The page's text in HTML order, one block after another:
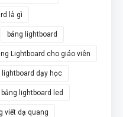
là gì
bảng lightboard
Lightboard cho giáo viên
lightboard dạy học
bảng lightboard led
viết dạ quang